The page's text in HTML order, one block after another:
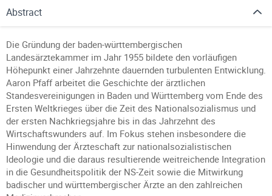
Abstract
Die Gründung der baden-württembergischen
Landesärztekammer im Jahr 1955 bildete den vorläufigen
Höhepunkt einer Jahrzehnte dauernden turbulenten Entwicklung.
Aaron Pfaff arbeitet die Geschichte der ärztlichen
Standesvereinigungen in Baden und Württemberg vom Ende des
Ersten Weltkrieges über die Zeit des Nationalsozialismus und
der ersten Nachkriegsjahre bis in das Jahrzehnt des
Wirtschaftswunders auf. Im Fokus stehen insbesondere die
Hinwendung der Ärzteschaft zur nationalsozialistischen
Ideologie und die daraus resultierende weitreichende Integration
in die Gesundheitspolitik der NS-Zeit sowie die Mitwirkung
badischer und württembergischer Ärzte an den zahlreichen